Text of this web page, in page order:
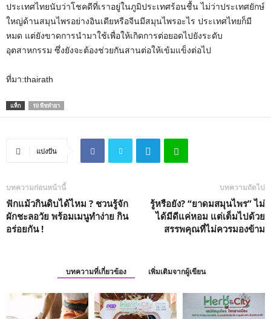
ประเทศไทยนับว่าโชคดีที่เราอยู่ในภูมิประเทศร้อนชื้น ไม่ว่าประเทศยักษ์
ใหญ่ด้านสมุนไพรอย่างอินเดียหรือจีนมีสมุนไพรอะไร ประเทศไทยก็มี
หมด แต่ยังขาดการนำมาใช้เพื่อให้เกิดการต่อยอดไปยังระดับ
อุตสาหกรรม ซึ่งยังจะต้องช่วยกันสานต่อให้เข้มแข็งต่อไป
ที่มา:thairath
แท็ก 10 พืชทำยา
แบ่งปัน
บทความก่อนหน้านี้
ฟักแม้วกินดิบได้ไหม ? ชวนรู้จัก
ผักชะลอวัย พร้อมเมนูทำง่าย กิน
อร่อยกัน !
บทความถัดไป
รู้หรือยัง? “ยาดมสมุนไพร” ไม่
ได้มีดีแค่หอม แต่เต็มไปด้วย
สรรพคุณที่ไม่ควรมองข้าม
บทความที่เกี่ยวข้อง เพิ่มเติมจากผู้เขียน